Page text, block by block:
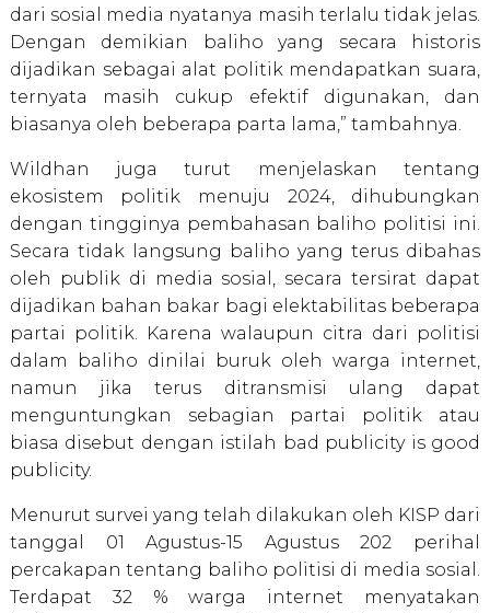
dari sosial media nyatanya masih terlalu tidak jelas.
Dengan demikian baliho yang secara historis
dijadikan sebagai alat politik mendapatkan suara,
ternyata masih cukup efektif digunakan, dan
biasanya oleh beberapa parta lama,” tambahnya.
Wildhan juga turut menjelaskan tentang
ekosistem politik menuju 2024, dihubungkan
dengan tingginya pembahasan baliho politisi ini.
Secara tidak langsung baliho yang terus dibahas
oleh publik di media sosial, secara tersirat dapat
dijadikan bahan bakar bagi elektabilitas beberapa
partai politik. Karena walaupun citra dari politisi
dalam baliho dinilai buruk oleh warga internet,
namun jika terus ditransmisi ulang dapat
menguntungkan sebagian partai politik atau
biasa disebut dengan istilah bad publicity is good
publicity.
Menurut survei yang telah dilakukan oleh KISP dari
tanggal 01 Agustus-15 Agustus 202 perihal
percakapan tentang baliho politisi di media sosial.
Terdapat 32 % warga internet menyatakan